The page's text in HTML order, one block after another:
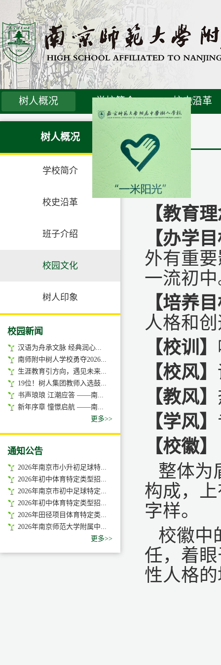
树人概况 学校简介 校史沿革
树人概况
学校简介
校史沿革
班子介绍
校园文化
树人印象
校园新闻
汉语为舟承文脉 经典润心...
南师附中树人学校勇夺2026...
生涯教育引方向，遇见未来...
19位！树人集团教师入选鼓...
书声琅琅 江潮应答 ——南...
新年序章 憧憬启航 ——南...
更多>>
通知公告
2026年南京市小升初足球特...
2026年初中体育特定类型招...
2026年南京市初中足球特定...
2026年初中体育特定类型招...
2026年田径项目体育特定类...
2026年南京师范大学附属中...
更多>>
【教育
【办学
外有重
一流初
【培养
人格和
【校训】
【校风】
【教风】
【学风】
【校徽】
整体为
构成，
字样。
校徽中
任，着
性人格